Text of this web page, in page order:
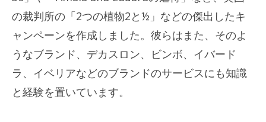
の裁判所の「2つの植物2と½」などの傑出したキ
ャンペーンを作成しました。彼らはまた、そのよ
うなブランド、デカスロン、ビンボ、イバード
ラ、イベリアなどのブランドのサービスにも知識
と経験を置いています。